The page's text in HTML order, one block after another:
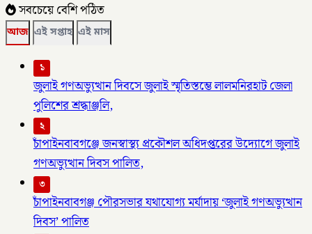
সবচেয়ে বেশি পঠিত
আজ এই সপ্তাহ এই মাস
১
জুলাই গণঅভ্যুত্থান দিবসে জুলাই স্মৃতিস্তম্ভে লালমনিরহাট জেলা
পুলিশের শ্রদ্ধাঞ্জলি,
২
চাঁপাইনবাবগঞ্জে জনস্বাস্থ্য প্রকৌশল অধিদপ্তরের উদ্যোগে জুলাই
গণঅভ্যুত্থান দিবস পালিত,
৩
চাঁপাইনবাবগঞ্জ পৌরসভার যথাযোগ্য মর্যাদায় ‘জুলাই গণঅভ্যুত্থান
দিবস’ পালিত